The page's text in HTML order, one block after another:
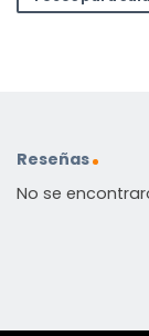
Reseñas
No se